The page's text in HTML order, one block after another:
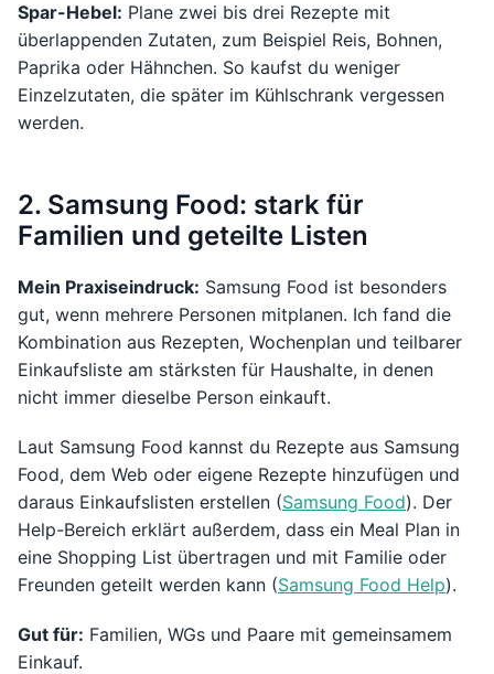
Spar-Hebel: Plane zwei bis drei Rezepte mit
überlappenden Zutaten, zum Beispiel Reis, Bohnen,
Paprika oder Hähnchen. So kaufst du weniger
Einzelzutaten, die später im Kühlschrank vergessen
werden.
2. Samsung Food: stark für
Familien und geteilte Listen
Mein Praxiseindruck: Samsung Food ist besonders
gut, wenn mehrere Personen mitplanen. Ich fand die
Kombination aus Rezepten, Wochenplan und teilbarer
Einkaufsliste am stärksten für Haushalte, in denen
nicht immer dieselbe Person einkauft.
Laut Samsung Food kannst du Rezepte aus Samsung
Food, dem Web oder eigene Rezepte hinzufügen und
daraus Einkaufslisten erstellen (Samsung Food). Der
Help-Bereich erklärt außerdem, dass ein Meal Plan in
eine Shopping List übertragen und mit Familie oder
Freunden geteilt werden kann (Samsung Food Help).
Gut für: Familien, WGs und Paare mit gemeinsamem
Einkauf.